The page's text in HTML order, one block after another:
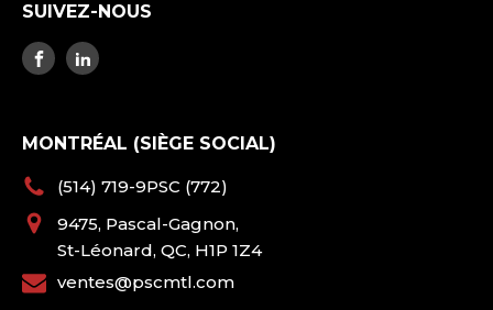
SUIVEZ-NOUS
MONTRÉAL (SIÈGE SOCIAL)
(514) 719-9PSC (772)
9475, Pascal-Gagnon,
St-Léonard, QC, H1P 1Z4
ventes@pscmtl.com